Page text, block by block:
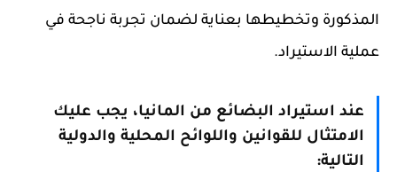
المذكورة وتخطيطها بعناية لضمان تجربة ناجحة في
عملية الاستيراد.
عند استيراد البضائع من المانيا، يجب عليك
الامتثال للقوانين واللوائح المحلية والدولية
التالية: